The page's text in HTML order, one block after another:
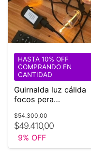
Guirnalda luz cálida
focos pera
$49.410,00
$54.300,00
9% OFF
HASTA 10% OFF
COMPRANDO EN
CANTIDAD